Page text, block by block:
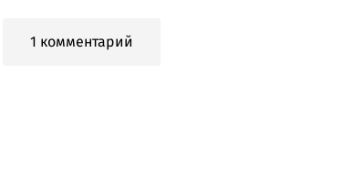
1 комментарий